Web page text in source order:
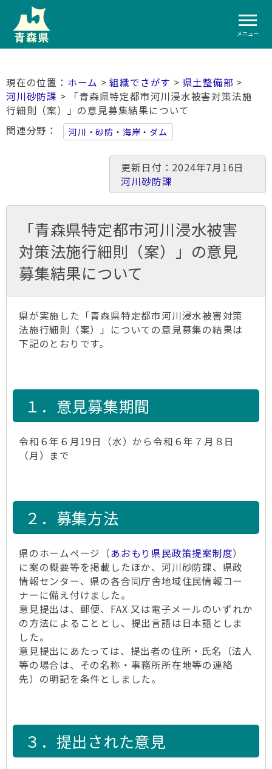
メニュー
ホーム >組織でさがす > 県土整備部 >
河川砂防課 > 「青森県特定都市河川浸水被害対策法施
行細則（案）」の意見募集結果について
関連分野
河川・砂防・海岸・ダム
更新日付：2024年7月16日
河川砂防課
「青森県特定都市河川浸水被害
対策法施行細則（案）」の意見
募集結果について
県が実施した「青森県特定都市河川浸水被害対策
法施行細則（案）」についての意見募集の結果は
下記のとおりです。
１．意見募集期間
令和６年６月19日（水）から令和６年７月８日
（月）まで
２．募集方法
県のホームページ（あおもり県民政策提案制度）
に案の概要等を掲載したほか、河川砂防課、県政
情報センター、県の各合同庁舎地域住民情報コー
ナーに備え付けました。
意見提出は、郵便、FAX 又は電子メールのいずれか
の方法によることとし、提出言語は日本語としま
した。
意見提出にあたっては、提出者の住所・氏名（法人
等の場合は、その名称・事務所所在地等の連絡
先）の明記を条件としました。
３．提出された意見